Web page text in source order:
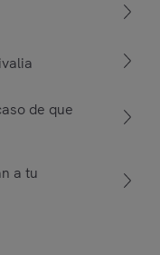
de que
a tu